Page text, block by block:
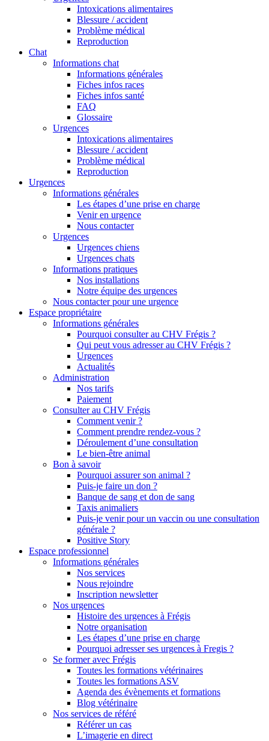
Intoxications alimentaires
Blessure / accident
Problème médical
Reproduction
Chat
Informations chat
Informations générales
Fiches infos races
Fiches infos santé
FAQ
Glossaire
Urgences
Intoxications alimentaires
Blessure / accident
Problème médical
Reproduction
Urgences
Informations générales
Les étapes d’une prise en charge
Venir en urgence
Nous contacter
Urgences
Urgences chiens
Urgences chats
Informations pratiques
Nos installations
Notre équipe des urgences
Nous contacter pour une urgence
Espace propriétaire
Informations générales
Pourquoi consulter au CHV Frégis ?
Qui peut vous adresser au CHV Frégis ?
Urgences
Actualités
Administration
Nos tarifs
Paiement
Consulter au CHV Frégis
Comment venir ?
Comment prendre rendez-vous ?
Déroulement d’une consultation
Le bien-être animal
Bon à savoir
Pourquoi assurer son animal ?
Puis-je faire un don ?
Banque de sang et don de sang
Taxis animaliers
Puis-je venir pour un vaccin ou une consultation
générale ?
Positive Story
Espace professionnel
Informations générales
Nos services
Nous rejoindre
Inscription newsletter
Nos urgences
Histoire des urgences à Frégis
Notre organisation
Les étapes d’une prise en charge
Pourquoi adresser ses urgences à Fregis ?
Se former avec Frégis
Toutes les formations vétérinaires
Toutes les formations ASV
Agenda des évènements et formations
Blog vétérinaire
Nos services de référé
Référer un cas
L’imagerie en direct